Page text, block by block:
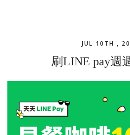
SEARCH SITE
ENG
JUL 10TH ,
刷LINE pay週